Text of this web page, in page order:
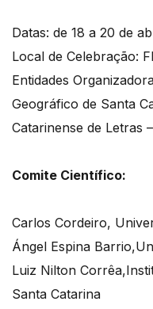
Datas: de 18 a 20 de
Local de Celebração:
Entidades
Geográfico de Santa
Catarinense de Letras
Comite Científico:
Carlos Cordeiro,
Ángel Espina
Luiz Nilton
Santa Catarina